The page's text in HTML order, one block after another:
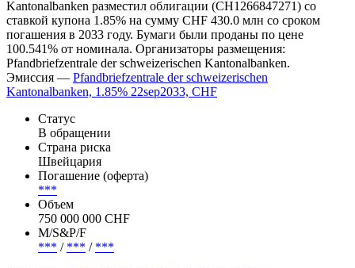
Kantonalbanken разместил облигации (CH1266847271) cо
ставкой купона 1.85% на сумму CHF 430.0 млн со сроком
погашения в 2033 году. Бумаги были проданы по цене
100.541% от номинала. Организаторы размещения:
Pfandbriefzentrale der schweizerischen Kantonalbanken.
Эмиссия — Pfandbriefzentrale der schweizerischen
Kantonalbanken, 1.85% 22sep2033, CHF
Статус
В обращении
Страна риска
Швейцария
Погашение (оферта)
***
Объем
750 000 000 CHF
М/S&P/F
*** / *** / ***